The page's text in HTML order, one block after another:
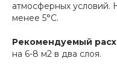
атмосферных условий.
менее 5°C.
Рекомендуемый
на 6-8 м2 в два слоя.